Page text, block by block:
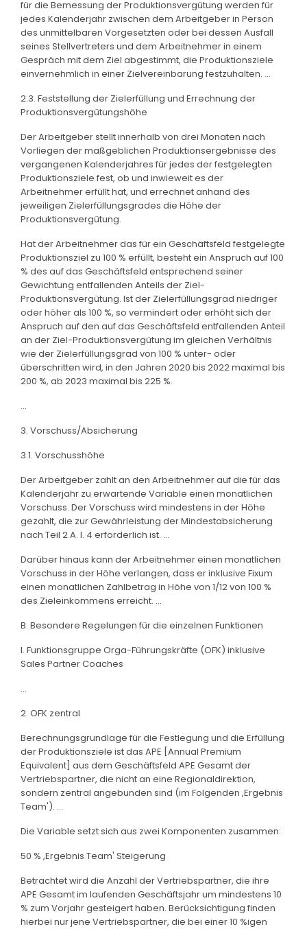
für die Bemessung der Produktionsvergütung werden für
jedes Kalenderjahr zwischen dem Arbeitgeber in Person
des unmittelbaren Vorgesetzten oder bei dessen Ausfall
seines Stellvertreters und dem Arbeitnehmer in einem
Gespräch mit dem Ziel abgestimmt, die Produktionsziele
einvernehmlich in einer Zielvereinbarung festzuhalten. ...
2.3. Feststellung der Zielerfüllung und Errechnung der
Produktionsvergütungshöhe
Der Arbeitgeber stellt innerhalb von drei Monaten nach
Vorliegen der maßgeblichen Produktionsergebnisse des
vergangenen Kalenderjahres für jedes der festgelegten
Produktionsziele fest, ob und inwieweit es der
Arbeitnehmer erfüllt hat, und errechnet anhand des
jeweiligen Zielerfüllungsgrades die Höhe der
Produktionsvergütung.
Hat der Arbeitnehmer das für ein Geschäftsfeld festgelegte
Produktionsziel zu 100 % erfüllt, besteht ein Anspruch auf 100
% des auf das Geschäftsfeld entsprechend seiner
Gewichtung entfallenden Anteils der Ziel-
Produktionsvergütung. Ist der Zielerfüllungsgrad niedriger
oder höher als 100 %, so vermindert oder erhöht sich der
Anspruch auf den auf das Geschäftsfeld entfallenden Anteil
an der Ziel-Produktionsvergütung im gleichen Verhältnis
wie der Zielerfüllungsgrad von 100 % unter- oder
überschritten wird, in den Jahren 2020 bis 2022 maximal bis
200 %, ab 2023 maximal bis 225 %.
...
3. Vorschuss/Absicherung
3.1. Vorschusshöhe
Der Arbeitgeber zahlt an den Arbeitnehmer auf die für das
Kalenderjahr zu erwartende Variable einen monatlichen
Vorschuss. Der Vorschuss wird mindestens in der Höhe
gezahlt, die zur Gewährleistung der Mindestabsicherung
nach Teil 2 A. I. 4 erforderlich ist. ...
Darüber hinaus kann der Arbeitnehmer einen monatlichen
Vorschuss in der Höhe verlangen, dass er inklusive Fixum
einen monatlichen Zahlbetrag in Höhe von 1/12 von 100 %
des Zieleinkommens erreicht. ...
B. Besondere Regelungen für die einzelnen Funktionen
I. Funktionsgruppe Orga-Führungskräfte (OFK) inklusive
Sales Partner Coaches
...
2. OFK zentral
Berechnungsgrundlage für die Festlegung und die Erfüllung
der Produktionsziele ist das APE [Annual Premium
Equivalent] aus dem Geschäftsfeld APE Gesamt der
Vertriebspartner, die nicht an eine Regionaldirektion,
sondern zentral angebunden sind (im Folgenden ,Ergebnis
Team'). ...
Die Variable setzt sich aus zwei Komponenten zusammen:
50 % ,Ergebnis Team' Steigerung
Betrachtet wird die Anzahl der Vertriebspartner, die ihre
APE Gesamt im laufenden Geschäftsjahr um mindestens 10
% zum Vorjahr gesteigert haben. Berücksichtigung finden
hierbei nur jene Vertriebspartner, die bei einer 10 %igen